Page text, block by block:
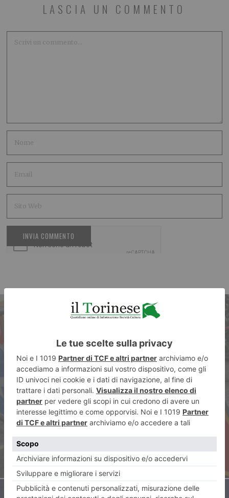
LASCIA UN COMMENTO
ARTICOLO PRECEDENTE
Sottopasso Donat Cattin,
chiusure alternate